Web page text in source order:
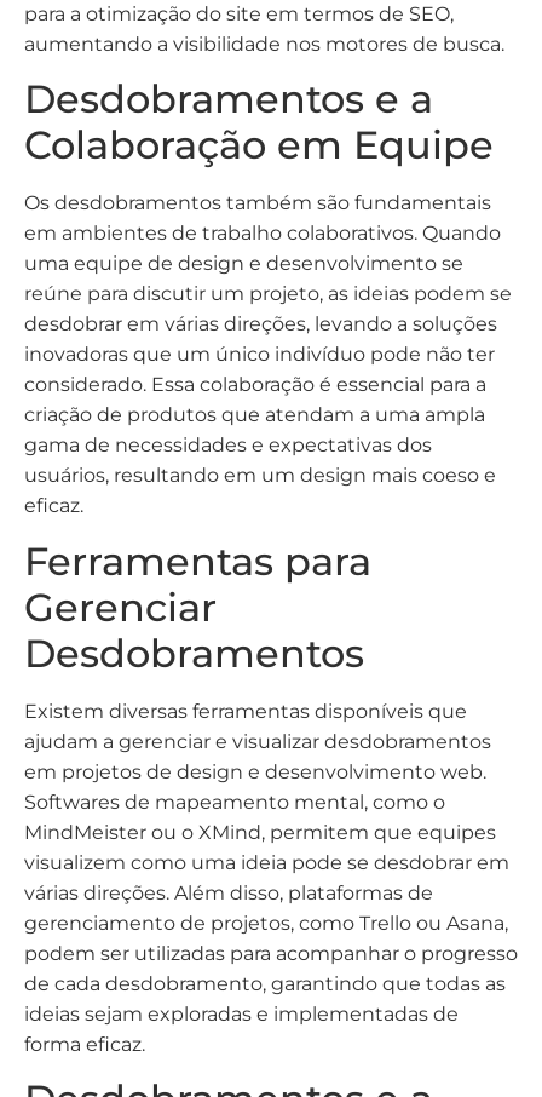
para a otimização do site em termos de SEO,
aumentando a visibilidade nos motores de busca.
Desdobramentos e a
Colaboração em Equipe
Os desdobramentos também são fundamentais
em ambientes de trabalho colaborativos. Quando
uma equipe de design e desenvolvimento se
reúne para discutir um projeto, as ideias podem se
desdobrar em várias direções, levando a soluções
inovadoras que um único indivíduo pode não ter
considerado. Essa colaboração é essencial para a
criação de produtos que atendam a uma ampla
gama de necessidades e expectativas dos
usuários, resultando em um design mais coeso e
eficaz.
Ferramentas para
Gerenciar
Desdobramentos
Existem diversas ferramentas disponíveis que
ajudam a gerenciar e visualizar desdobramentos
em projetos de design e desenvolvimento web.
Softwares de mapeamento mental, como o
MindMeister ou o XMind, permitem que equipes
visualizem como uma ideia pode se desdobrar em
várias direções. Além disso, plataformas de
gerenciamento de projetos, como Trello ou Asana,
podem ser utilizadas para acompanhar o progresso
de cada desdobramento, garantindo que todas as
ideias sejam exploradas e implementadas de
forma eficaz.